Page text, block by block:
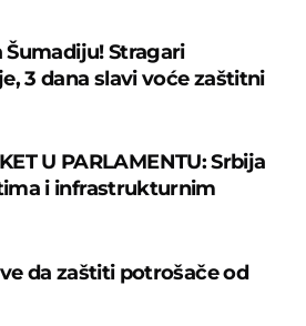
Stragari
3 dana slavi voće zaštitni
U PARLAMENTU: Srbija
i infrastrukturnim
da zaštiti potrošače od